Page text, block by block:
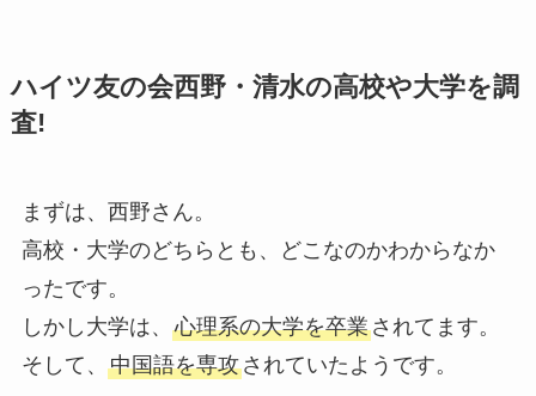
ハイツ友の会西野・清水の高校や大学を調
査!
まずは、西野さん。
高校・大学のどちらとも、どこなのかわからなか
ったです。
しかし大学は、 心理系の大学を卒業されてます。
そして、 中国語を専攻されていたようです。